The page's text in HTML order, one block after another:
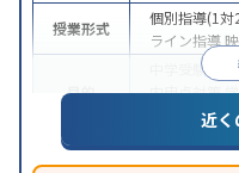
授業形式
個別指導(1対
ライン指導
目的
中学受験 高
内申点対策
共通テスト
特徴
中高一貫校
の振替可能
近く